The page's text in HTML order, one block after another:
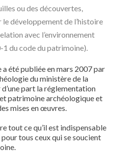
ou des découvertes,
développement de l’histoire
avec l’environnement
du code du patrimoine).
été publiée en mars 2007 par
du ministère de la
part la réglementation
patrimoine archéologique et
mises en œuvres.
tout ce qu’il est indispensable
tous ceux qui se soucient